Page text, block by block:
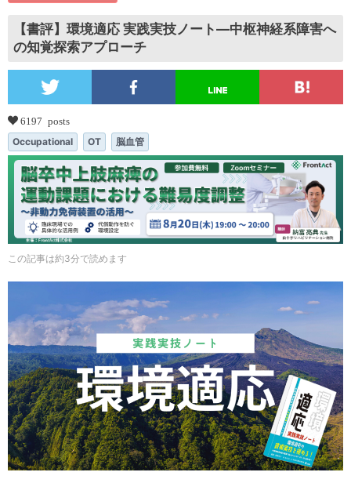
【書評】環境適応 実践実技ノート―中枢神経系障害へ
の知覚探索アプローチ
6197 posts
Occupational OT 脳血管
この記事は約3分で読めます